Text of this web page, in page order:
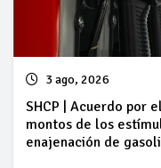
3 ago, 2026
SHCP | Acuerdo por
montos de los
enajenación de